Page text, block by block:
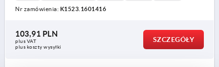
Nr zamówienia: K1523.1601416
103,91 PLN
plus VAT
plus koszty wysyłki
SZCZEGÓŁY